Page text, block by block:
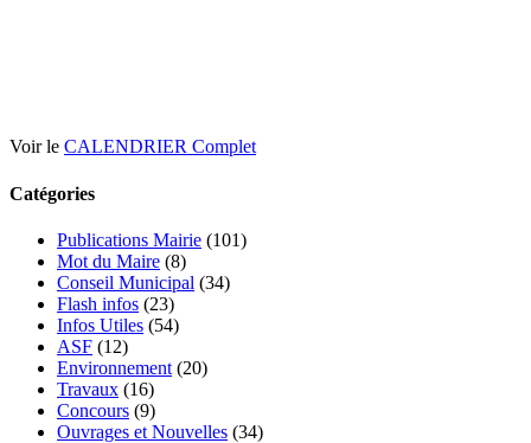
Voir le CALENDRIER Complet
Catégories
Publications Mairie (101)
Mot du Maire (8)
Conseil Municipal (34)
Flash infos (23)
Infos Utiles (54)
ASF (12)
Environnement (20)
Travaux (16)
Concours (9)
Ouvrages et Nouvelles (34)